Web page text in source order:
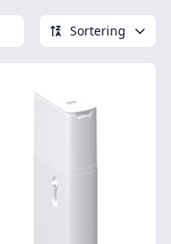
Sortering